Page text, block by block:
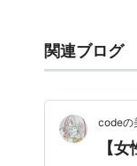
関連ブログ
codeの
【